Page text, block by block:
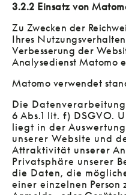
3.2.2 Einsatz von
Zu Zwecken der
Ihres
Verbesserung der
Analysedienst Matomo
Matomo verwendet
Die
6 Abs.1 lit. f) DSGVO.
liegt in der
unserer Website und
Attraktivität unserer
Privatsphäre unserer
die Daten, die
einer einzelnen Person